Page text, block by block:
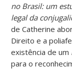
no Brasil: um
legal da
de Catherine
Direito e a
existência de um
para o